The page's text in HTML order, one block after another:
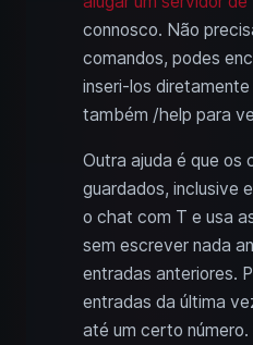
connosco. Não
comandos, podes
inseri‑los
também /help para
Outra ajuda é que os
guardados, inclusive
o chat com T e usa
sem escrever nada
entradas anteriores.
entradas da última
até um certo número.